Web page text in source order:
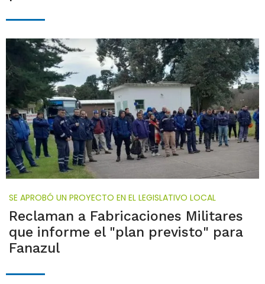
SE APROBÓ UN PROYECTO EN EL LEGISLATIVO LOCAL
Reclaman a Fabricaciones Militares
que informe el "plan previsto" para
Fanazul